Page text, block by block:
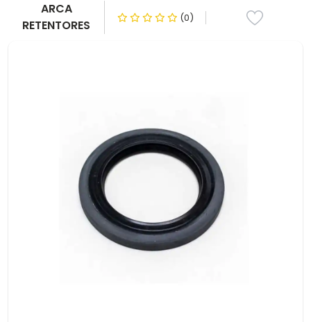
ARCA
RETENTORES
(0)